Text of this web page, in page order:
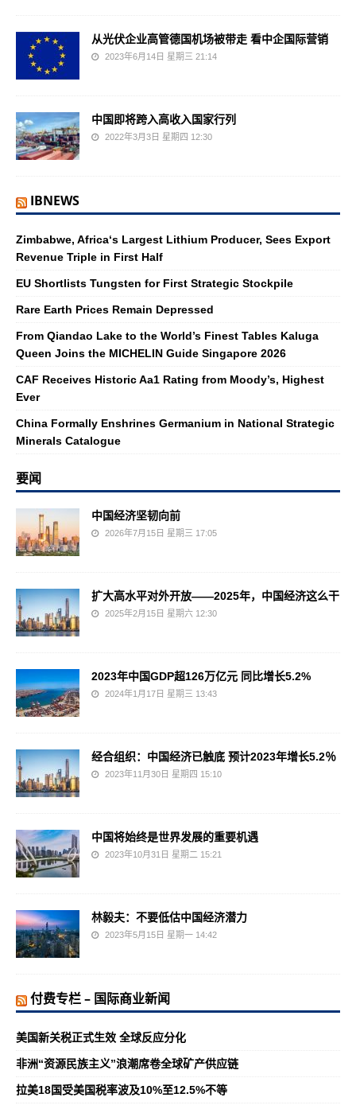
从光伏企业高管德国机场被带走 看中企国际营销
2023年6月14日 星期三 21:14
中国即将跨入高收入国家行列
2022年3月3日 星期四 12:30
IBNEWS
Zimbabwe, Africa‘s Largest Lithium Producer, Sees Export
Revenue Triple in First Half
EU Shortlists Tungsten for First Strategic Stockpile
Rare Earth Prices Remain Depressed
From Qiandao Lake to the World’s Finest Tables Kaluga
Queen Joins the MICHELIN Guide Singapore 2026
CAF Receives Historic Aa1 Rating from Moody’s, Highest
Ever
China Formally Enshrines Germanium in National Strategic
Minerals Catalogue
要闻
中国经济坚韧向前
2026年7月15日 星期三 17:05
扩大高水平对外开放——2025年，中国经济这么干
2025年2月15日 星期六 12:30
2023年中国GDP超126万亿元 同比增长5.2%
2024年1月17日 星期三 13:43
经合组织：中国经济已触底 预计2023年增长5.2％
2023年11月30日 星期四 15:10
中国将始终是世界发展的重要机遇
2023年10月31日 星期二 15:21
林毅夫：不要低估中国经济潜力
2023年5月15日 星期一 14:42
付费专栏 – 国际商业新闻
美国新关税正式生效 全球反应分化
非洲“资源民族主义”浪潮席卷全球矿产供应链
拉美18国受美国税率波及10%至12.5%不等